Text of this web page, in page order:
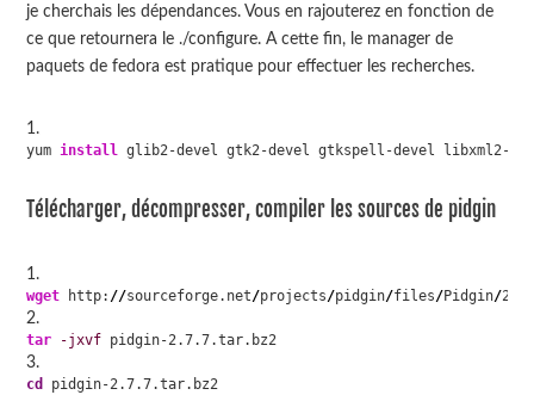
je cherchais les dépendances. Vous en rajouterez en fonction de
ce que retournera le ./configure. A cette fin, le manager de
paquets de fedora est pratique pour effectuer les recherches.
yum install glib2-devel gtk2-devel gtkspell-devel libxml2-
Télécharger, décompresser, compiler les sources de pidgin
wget http: //sourceforge.net/projects/pidgin/files/Pidgin/
tar -jxvf pidgin-2.7.7.tar.bz2
cd pidgin-2.7.7.tar.bz2